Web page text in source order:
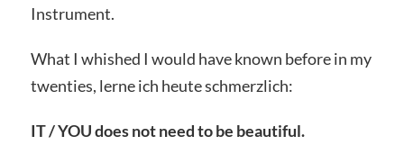
Instrument.
What I whished I would have known before in my
twenties, lerne ich heute schmerzlich:
IT / YOU does not need to be beautiful.